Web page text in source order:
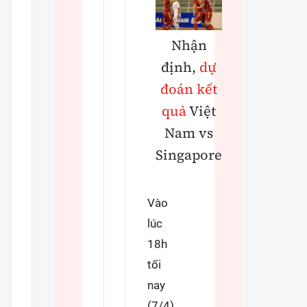
Lao động - Công đoàn
Văn hóa - Giải Trí
Âm nhạc
Thể thao
Bóng đá
Bình luận
Nhận
định, dự
đoán kết
quảViệt
Nam vs
Singapore
Vào
lúc
18h
tối
nay